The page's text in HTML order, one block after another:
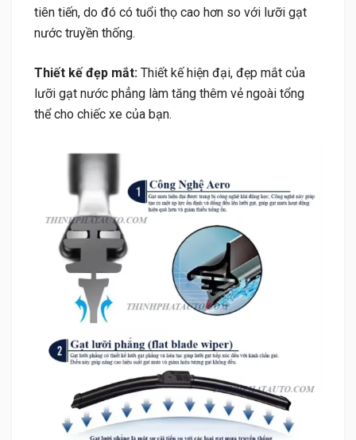
tiên tiến, do đó có tuổi thọ cao hơn so với lưỡi gạt
nước truyền thống.
Thiết kế đẹp mắt: Thiết kế hiện đại, đẹp mắt của
lưỡi gạt nước phẳng làm tăng thêm vẻ ngoài tổng
thể cho chiếc xe của bạn.